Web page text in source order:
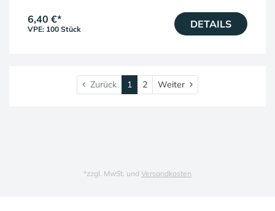
6,40 €*
VPE: 100 Stück DETAILS
Zurück 1 2 Weiter Weiter
*zzgl. MwSt. und Versandkosten